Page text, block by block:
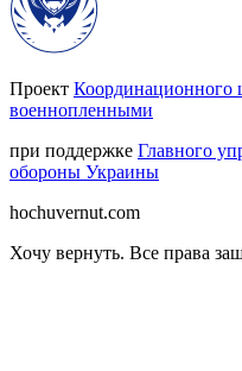
Проект Координационного
военнопленными
при поддержке Главного
обороны Украины
hochuvernut.com
Хочу вернуть. Все права